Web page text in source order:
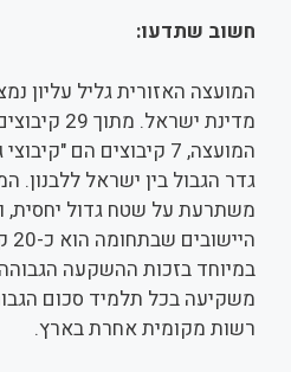
חשוב שתדעו:
המועצה האזורית גליל עליון
מדינת
המועצה, 7 קיבוצים הם
גדר הגבול בין ישראל ללבנון.
משתרעת על שטח גדול יחסית,
במיוחד בזכות ההשקעה
רשות מקומית אחרת בארץ.